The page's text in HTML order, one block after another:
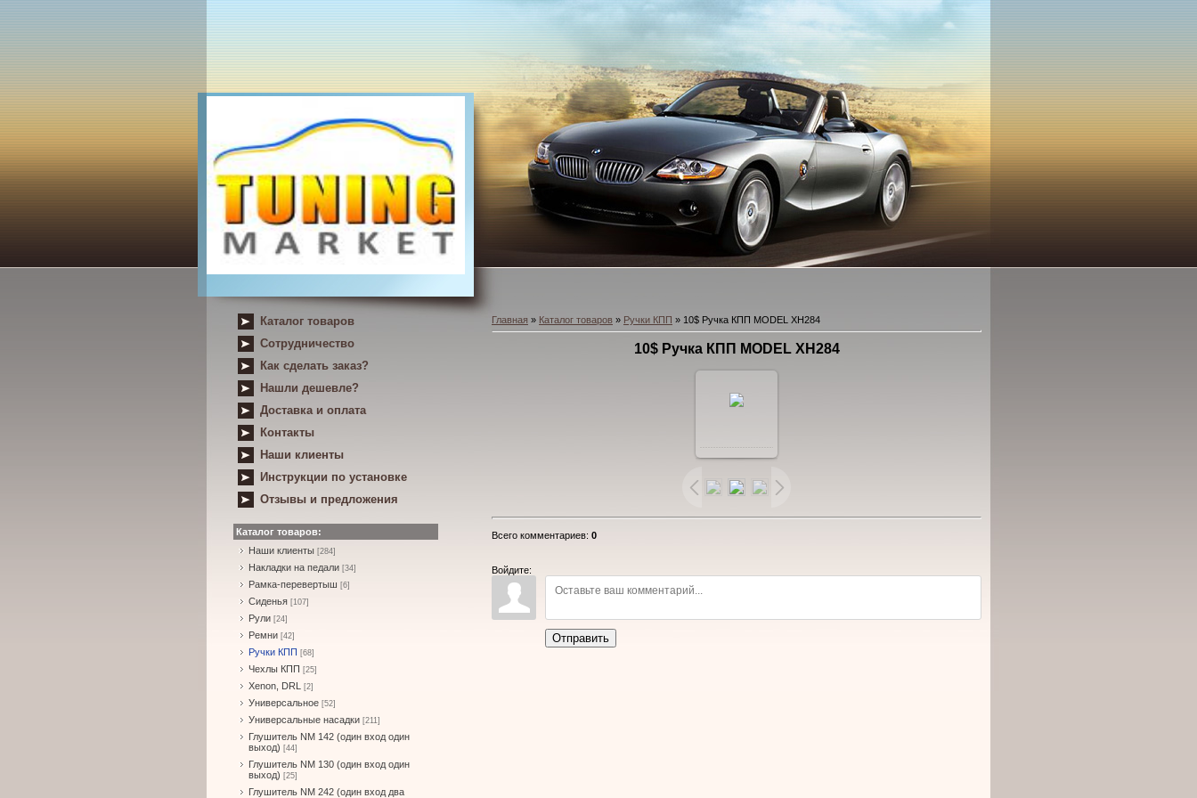
Каталог товаров
Сотрудничество
Как сделать заказ?
Нашли дешевле?
Доставка и оплата
Контакты
Наши клиенты
Инструкции по установке
Отзывы и предложения
Каталог товаров:
Наши клиенты [284]
Накладки на педали [34]
Рамка-перевертыш [6]
Сиденья [107]
Рули [24]
Ремни [42]
Ручки КПП [68]
Чехлы КПП [25]
Xenon, DRL [2]
Универсальное [52]
Универсальные насадки [211]
Глушитель NM 142 (один вход один
выход) [44]
Глушитель NM 130 (один вход один
выход) [25]
Глушитель NM 242 (один вход два
Главная » Каталог товаров » Ручки КПП » 10$ Ручка КПП MODEL XH284
10$ Ручка КПП MODEL XH284
размере
Всего комментариев: 0
Войдите:
Отправить